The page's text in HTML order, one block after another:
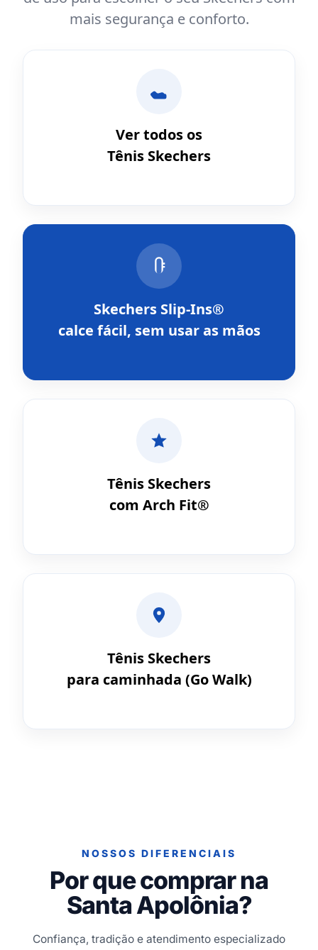
mais segurança e conforto.
Ver todos os
Tênis Skechers
Skechers Slip-Ins®
calce fácil, sem usar as mãos
Tênis Skechers
com Arch Fit®
Tênis Skechers
para caminhada (Go Walk)
NOSSOS DIFERENCIAIS
Por que comprar na
Santa Apolônia?
Confiança, tradição e atendimento especializado